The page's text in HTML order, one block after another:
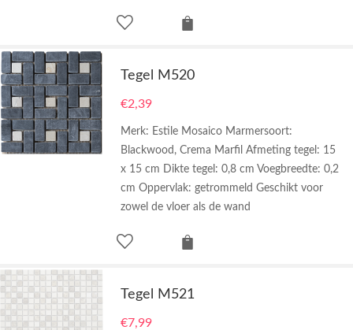
Tegel M520
€2,39
Merk: Estile Mosaico Marmersoort:
Blackwood, Crema Marfil Afmeting tegel: 15
x 15 cm Dikte tegel: 0,8 cm Voegbreedte: 0,2
cm Oppervlak: getrommeld Geschikt voor
zowel de vloer als de wand
Tegel M521
€7,99